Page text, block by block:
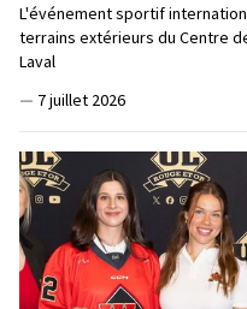
L'événement sportif
terrains extérieurs du Centre
Laval
— 7 juillet 2026